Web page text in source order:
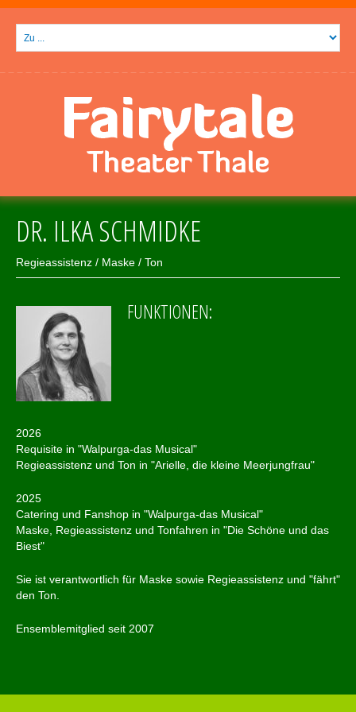
DR. ILKA SCHMIDKE
Regieassistenz / Maske / Ton
FUNKTIONEN:
2026
Requisite in "Walpurga-das Musical"
Regieassistenz und Ton in "Arielle, die kleine Meerjungfrau"
2025
Catering und Fanshop in "Walpurga-das Musical"
Maske, Regieassistenz und Tonfahren in "Die Schöne und das
Biest"
Sie ist verantwortlich für Maske sowie Regieassistenz und "fährt"
den Ton.
Ensemblemitglied seit 2007